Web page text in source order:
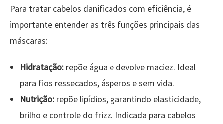
Para tratar cabelos danificados com eficiência, é
importante entender as três funções principais das
máscaras:
Hidratação: repõe água e devolve maciez. Ideal
para fios ressecados, ásperos e sem vida.
Nutrição: repõe lipídios, garantindo elasticidade,
brilho e controle do frizz. Indicada para cabelos